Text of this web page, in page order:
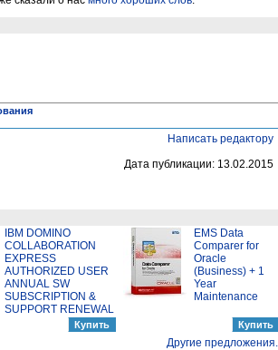
Написать редактору
Дата публикации: 13.02.2015
IBM DOMINO
COLLABORATION
EXPRESS
AUTHORIZED USER
ANNUAL SW
SUBSCRIPTION &
SUPPORT RENEWAL
EMS Data
Comparer for
Oracle
(Business) + 1
Year
Maintenance
Другие предложения...